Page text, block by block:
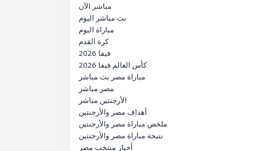
مباشر الآن
بث مباشر اليوم
مباراة اليوم
كرة القدم
فيفا 2026
كأس العالم فيفا 2026
مباراة مصر بث مباشر
مصر مباشر
الأرجنتين مباشر
أهداف مصر والأرجنتين
ملخص مباراة مصر والأرجنتين
نتيجة مباراة مصر والأرجنتين
أخبار منتخب مصر